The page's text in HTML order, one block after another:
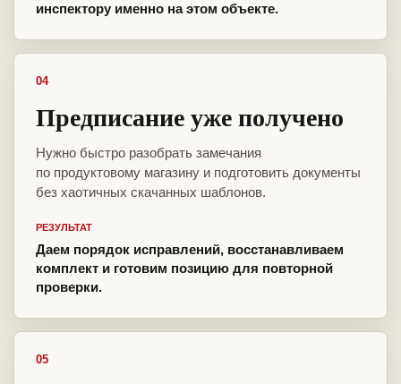
инспектору именно на этом объекте.
04
Предписание уже получено
Нужно быстро разобрать замечания
по продуктовому магазину и подготовить документы
без хаотичных скачанных шаблонов.
РЕЗУЛЬТАТ
Даем порядок исправлений, восстанавливаем
комплект и готовим позицию для повторной
проверки.
05